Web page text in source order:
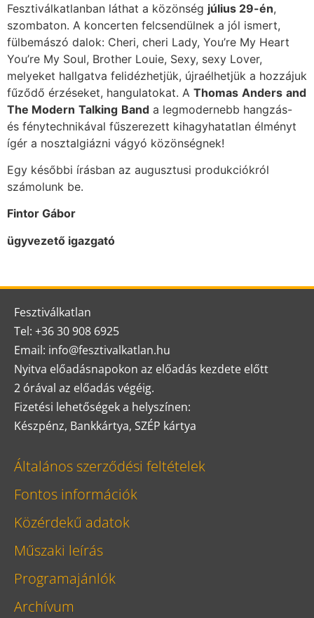
Fesztiválkatlanban láthat a közönség július 29-én,
szombaton. A koncerten felcsendülnek a jól ismert,
fülbemászó dalok: Cheri, cheri Lady, You’re My Heart
You’re My Soul, Brother Louie, Sexy, sexy Lover,
melyeket hallgatva felidézhetjük, újraélhetjük a hozzájuk
fűződő érzéseket, hangulatokat. A Thomas Anders and
The Modern Talking Band a legmodernebb hangzás-
és fénytechnikával fűszerezett kihagyhatatlan élményt
ígér a nosztalgiázni vágyó közönségnek!
Egy későbbi írásban az augusztusi produkciókról
számolunk be.
Fintor Gábor
ügyvezető igazgató
Fesztiválkatlan
Tel: +36 30 908 6925
Email: info@fesztivalkatlan.hu
Nyitva előadásnapokon az előadás kezdete előtt
2 órával az előadás végéig.
Fizetési lehetőségek a helyszínen:
Készpénz, Bankkártya, SZÉP kártya
Általános szerződési feltételek
Fontos információk
Közérdekű adatok
Műszaki leírás
Programajánlók
Archívum